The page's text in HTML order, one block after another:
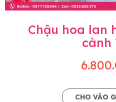
Chậu hoa lan
cành
CHO VÀO